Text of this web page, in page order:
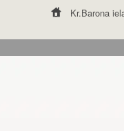
Kr.Barona